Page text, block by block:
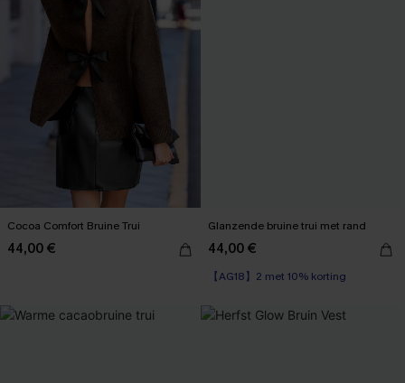
Cocoa Comfort Bruine Trui
44,00 €
Glanzende bruine trui met rand
44,00 €
【AG18】2 met 10% korting